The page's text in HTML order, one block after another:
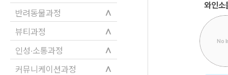
반려동물과정 ∧
뷰티과정 ∧
인성·소통과정 ∧
커뮤니케이션과정 ∧
와인소
No